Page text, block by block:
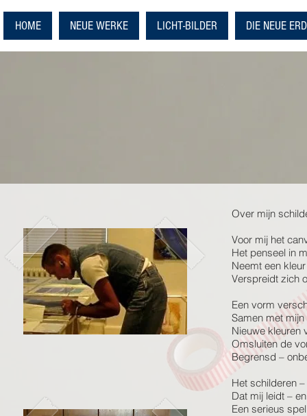
HOME NEUE WERKE LICHT-BILDER DIE NEUE
Over mijn
Voor mij het
Het penseel in
Neemt een
Verspreidt zich
Een vorm
Samen met
Nieuwe kleuren
Omsluiten de
Begrensd –
Het schilderen
Dat mij leidt –
Een serieus spel